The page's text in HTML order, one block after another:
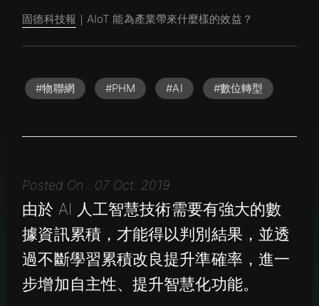
固德科技報 ｜AIoT 能為產業帶來什麼樣的效益？
#物聯網 #PHM #AI #數位轉型
Posted On : 07 Oct. 2019
由於 AI 人工智慧技術需要有強大的數
據資訊累積，才能得以判別結果，並透
過不斷學習累積改良提升準確率，進一
步增加自主性、提升智慧化功能。